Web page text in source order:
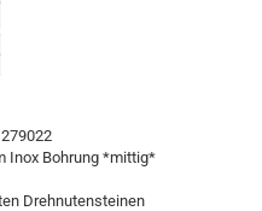
Inox Boh­rung *mit­tig*
Dreh­nu­ten­stei­nen